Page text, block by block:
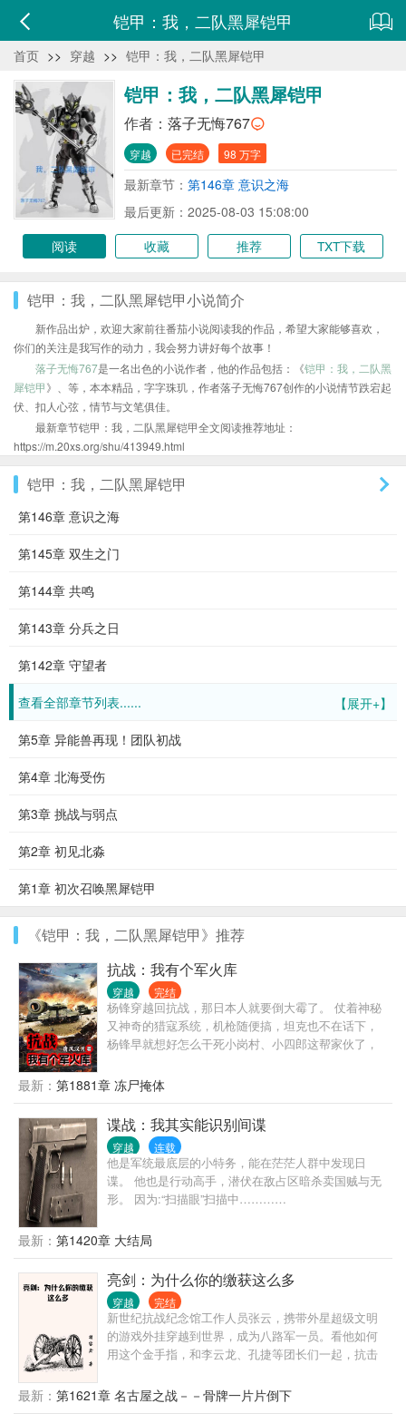
铠甲：我，二队黑犀铠甲
首页 >> 穿越 >> 铠甲：我，二队黑犀铠甲
铠甲：我，二队黑犀铠甲
作者： 落子无悔767
穿越 已完结 98 万字
最新章节： 第146章 意识之海
最后更新：2025-08-03 15:08:00
阅读
收藏 推荐 TXT下载
铠甲：我，二队黑犀铠甲小说简介
新作品出炉，欢迎大家前往番茄小说阅读我的作品，希望大家能够喜欢，
你们的关注是我写作的动力，我会努力讲好每个故事！
落子无悔767是一名出色的小说作者，他的作品包括：《铠甲：我，二队黑
犀铠甲》、等，本本精品，字字珠玑，作者落子无悔767创作的小说情节跌宕起
伏、扣人心弦，情节与文笔俱佳。
最新章节铠甲：我，二队黑犀铠甲全文阅读推荐地址：
https://m.20xs.org/shu/413949.html
铠甲：我，二队黑犀铠甲
第146章 意识之海
第145章 双生之门
第144章 共鸣
第143章 分兵之日
第142章 守望者
【展开+】
查看全部章节列表......
第5章 异能兽再现！团队初战
第4章 北海受伤
第3章 挑战与弱点
第2章 初见北淼
第1章 初次召唤黑犀铠甲
《铠甲：我，二队黑犀铠甲》推荐
抗战：我有个军火库
穿越 完结
杨锋穿越回抗战，那日本人就要倒大霉了。 仗着神秘
又神奇的猎寇系统，机枪随便搞，坦克也不在话下，
杨锋早就想好怎么干死小岗村、小四郎这帮家伙了，
了……
最新： 第1881章 冻尸掩体
谍战：我其实能识别间谍
穿越 连载
他是军统最底层的小特务，能在茫茫人群中发现日
谍。 他也是行动高手，潜伏在敌占区暗杀卖国贼与无
形。 因为:“扫描眼”扫描中…………
最新： 第1420章 大结局
亮剑：为什么你的缴获这么多
穿越 完结
新世纪抗战纪念馆工作人员张云，携带外星超级文明
的游戏外挂穿越到世界，成为八路军一员。看他如何
用这个金手指，和李云龙、孔捷等团长们一起，抗击
器！
最新： 第1621章 名古屋之战－－骨牌一片片倒下